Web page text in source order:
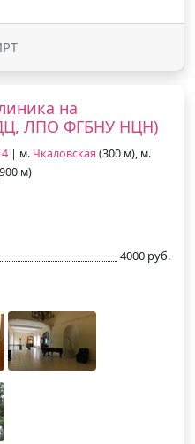
на
ЛПО ФГБНУ НЦН)
| м. Чкаловская (300 м), м.
м)
4000 руб.